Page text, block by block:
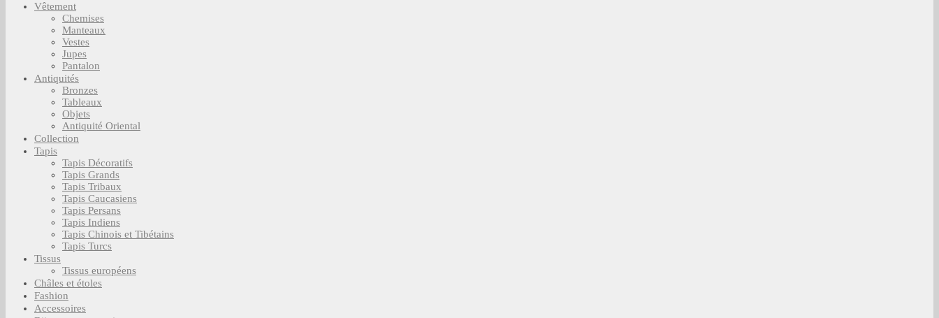
Vêtement
Chemises
Manteaux
Vestes
Jupes
Pantalon
Antiquités
Bronzes
Tableaux
Objets
Antiquité Oriental
Collection
Tapis
Tapis Décoratifs
Tapis Grands
Tapis Tribaux
Tapis Caucasiens
Tapis Persans
Tapis Indiens
Tapis Chinois et Tibétains
Tapis Turcs
Tissus
Tissus européens
Châles et étoles
Fashion
Accessoires